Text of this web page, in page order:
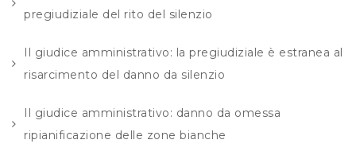
pregiudiziale del rito del silenzio
Il giudice amministrativo: la pregiudiziale è estranea al
risarcimento del danno da silenzio
Il giudice amministrativo: danno da omessa
ripianificazione delle zone bianche